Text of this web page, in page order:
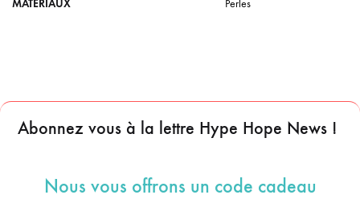
MATÉRIAUX Perles
Abonnez vous à la lettre Hype Hope News !
Nous vous offrons un code cadeau